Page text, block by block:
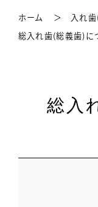
ホーム
入れ
総入れ歯(総義歯)に
総入